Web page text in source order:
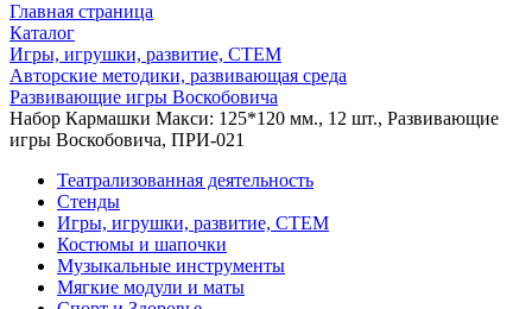
Главная страница
Каталог
Игры, игрушки, развитие, СТЕМ
Авторские методики, развивающая среда
Развивающие игры Воскобовича
Набор Кармашки Макси: 125*120 мм., 12 шт., Развивающие
игры Воскобовича, ПРИ-021
Театрализованная деятельность
Стенды
Игры, игрушки, развитие, СТЕМ
Костюмы и шапочки
Музыкальные инструменты
Мягкие модули и маты